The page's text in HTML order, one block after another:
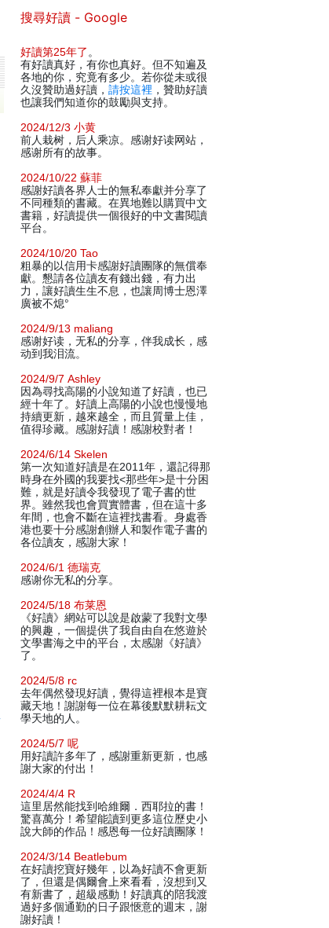
搜尋好讀 - Google
好讀第25年了 。
有好讀真好，有你也真好。但不知遍及
各地的你，究竟有多少。若你從未或很
久沒贊助過好讀， 請按這裡 ，贊助好讀
也讓我們知道你的鼓勵與支持。
2024/12/3 小黄
前人栽树，后人乘凉。感谢好读网站，
感谢所有的故事。
2024/10/22 蘇菲
感謝好讀各界人士的無私奉獻并分享了
不同種類的書藏。在異地難以購買中文
書籍，好讀提供一個很好的中文書閱讀
平台。
2024/10/20 Tao
粗暴的以信用卡感謝好讀團隊的無償奉
獻。懇請各位讀友有錢出錢，有力出
力，讓好讀生生不息，也讓周博士恩澤
廣被不熄°
2024/9/13 maliang
感谢好读，无私的分享，伴我成长，感
动到我泪流。
2024/9/7 Ashley
因為尋找高陽的小說知道了好讀，也已
經十年了。好讀上高陽的小說也慢慢地
持續更新，越來越全，而且質量上佳，
值得珍藏。感謝好讀！感謝校對者！
2024/6/14 Skelen
第一次知道好讀是在2011年，還記得那
時身在外國的我要找<那些年>是十分困
難，就是好讀令我發現了電子書的世
界。雖然我也會買實體書，但在這十多
年間，也會不斷在這裡找書看。身處香
港也要十分感謝創辦人和製作電子書的
各位讀友，感謝大家！
2024/6/1 德瑞克
感谢你无私的分享。
2024/5/18 布莱恩
《好讀》網站可以說是啟蒙了我對文學
的興趣，一個提供了我自由自在悠遊於
文學書海之中的平台，太感謝《好讀》
了。
2024/5/8 rc
去年偶然發現好讀，覺得這裡根本是寶
藏天地！謝謝每一位在幕後默默耕耘文
學天地的人。
2024/5/7 呢
用好讀許多年了，感謝重新更新，也感
謝大家的付出！
2024/4/4 R
這里居然能找到哈維爾．西耶拉的書！
驚喜萬分！希望能讀到更多這位歷史小
說大師的作品！感恩每一位好讀團隊！
2024/3/14 Beatlebum
在好讀挖寶好幾年，以為好讀不會更新
了，但還是偶爾會上來看看，沒想到又
有新書了，超級感動！好讀真的陪我渡
過好多個通勤的日子跟愜意的週末，謝
謝好讀！